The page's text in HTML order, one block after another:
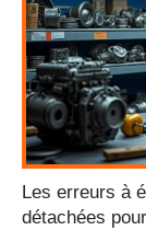
Les erreurs à
détachées